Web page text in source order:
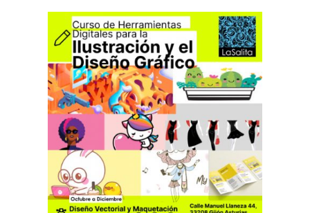
imagen
más
grande
Necesarias
Estas
cookies no
son